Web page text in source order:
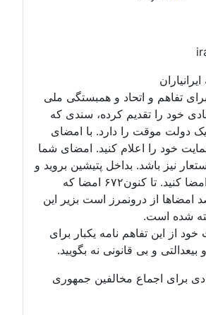
برای تفاهم و اتحاد و همبستگی ملی
خود را تقدیم کرده، سندی که
یک دولت موقت را دارد. با امضای
خود را اعلام کنید. امضای شما
نیز باشد. بداخل پتیشین بروید و
درخواستنامه را امضا کنید. تا کنون۶۷۲ امضا که
درصد امضاها از درونمرز است بزیر این
شده است.
از این تفاهم نامه یکبار برای
و بی قانونی نه بگویید.
برای اجماع مخالفین جمهوری